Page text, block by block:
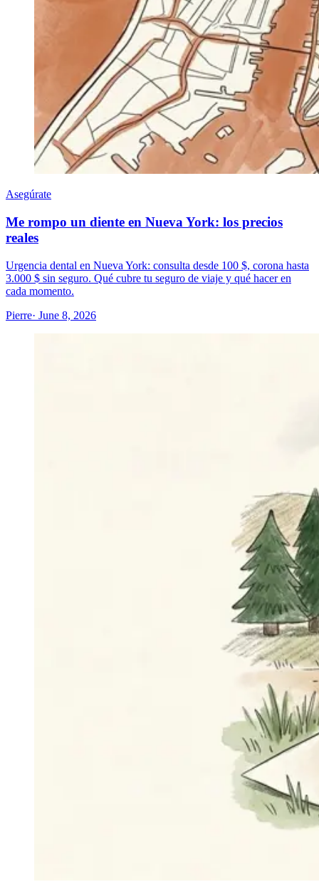
Asegúrate
Me rompo un diente en Nueva York: los precios
reales
Urgencia dental en Nueva York: consulta desde 100 $, corona hasta
3.000 $ sin seguro. Qué cubre tu seguro de viaje y qué hacer en
cada momento.
Pierre· June 8, 2026